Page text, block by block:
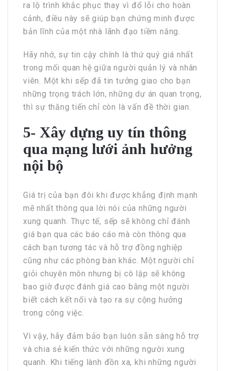
ra lộ trình khắc phục thay vì đổ lỗi cho hoàn
cảnh, điều này sẽ giúp bạn chứng minh được
bản lĩnh của một nhà lãnh đạo tiềm năng.
Hãy nhớ, sự tin cậy chính là thứ quý giá nhất
trong mối quan hệ giữa người quản lý và nhân
viên. Một khi sếp đã tin tưởng giao cho bạn
những trọng trách lớn, những dự án quan trọng,
thì sự thăng tiến chỉ còn là vấn đề thời gian.
5- Xây dựng uy tín thông
qua mạng lưới ảnh hưởng
nội bộ
Giá trị của bạn đôi khi được khẳng định mạnh
mẽ nhất thông qua lời nói của những người
xung quanh. Thực tế, sếp sẽ không chỉ đánh
giá bạn qua các báo cáo mà còn thông qua
cách bạn tương tác và hỗ trợ đồng nghiệp
cũng như các phòng ban khác. Một người chỉ
giỏi chuyên môn nhưng bị cô lập sẽ không
bao giờ được đánh giá cao bằng một người
biết cách kết nối và tạo ra sự cộng hưởng
trong công việc.
Vì vậy, hãy đảm bảo bạn luôn sẵn sàng hỗ trợ
và chia sẻ kiến thức với những người xung
quanh. Khi tiếng lành đồn xa, khi những người